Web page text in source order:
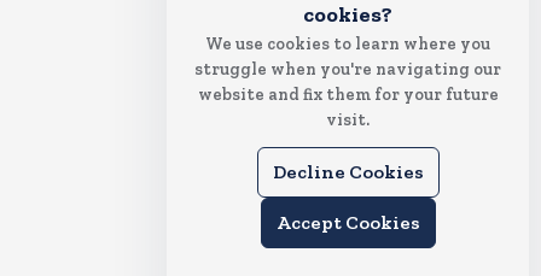
cookies?
We use cookies to learn where you
struggle when you're navigating our
website and fix them for your future
visit.
Decline Cookies
Accept Cookies